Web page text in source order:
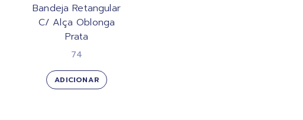
Bandeja Retangular
C/ Alça Oblonga
Prata
74
ADICIONAR